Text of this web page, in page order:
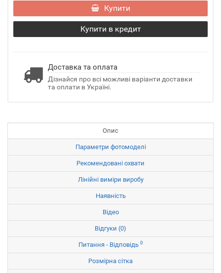
Купити
Купити в кредит
Доставка та оплата
Дізнайся про всі можливі варіанти доставки
та оплати в Україні.
Опис
Параметри фотомоделі
Рекомендовані охвати
Лінійні виміри виробу
Наявність
Відео
Відгуки (0)
Питання - Відповідь 0
Розмірна сітка